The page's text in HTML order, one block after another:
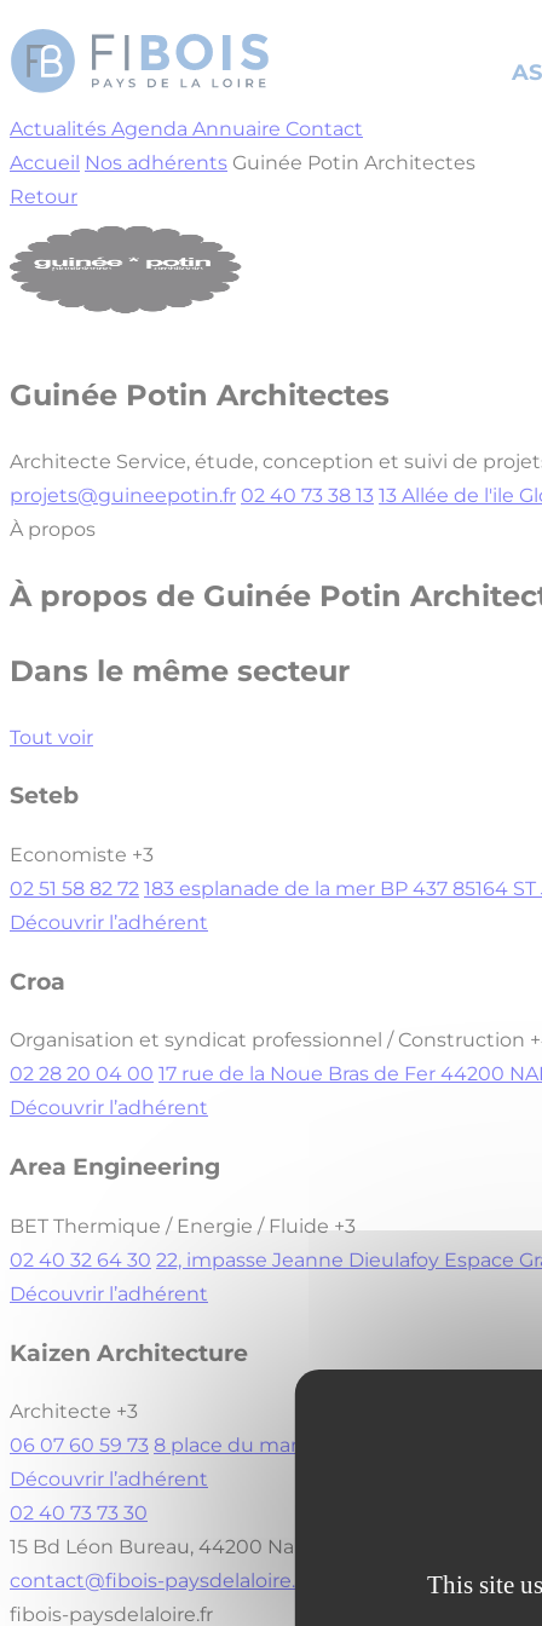
This site
Actualités Agenda Annuaire Contact
Accueil Nos adhérents Guinée Potin Architectes
Retour
Guinée Potin Architectes
Architecte Service, étude, conception et suivi de
projets@guineepotin.fr 02 40 73 38 13 13 Allée de l'ile
À propos
À propos de Guinée Potin
Dans le même secteur
Tout voir
Seteb
Economiste +3
02 51 58 82 72 183 esplanade de la mer BP 437 85164 ST
Découvrir l’adhérent
Croa
Organisation et syndicat professionnel / Construction
02 28 20 04 00 17 rue de la Noue Bras de Fer 44200
Découvrir l’adhérent
Area Engineering
BET Thermique / Energie / Fluide +3
02 40 32 64 30 22, impasse Jeanne Dieulafoy Espace
Découvrir l’adhérent
Kaizen Architecture
Architecte +3
06 07 60 59 73 8 place du marché aux bois 44350
Découvrir l’adhérent
02 40 73 73 30
15 Bd Léon Bureau, 44200 Nantes
contact@fibois-paysdelaloire.fr
fibois-paysdelaloire.fr